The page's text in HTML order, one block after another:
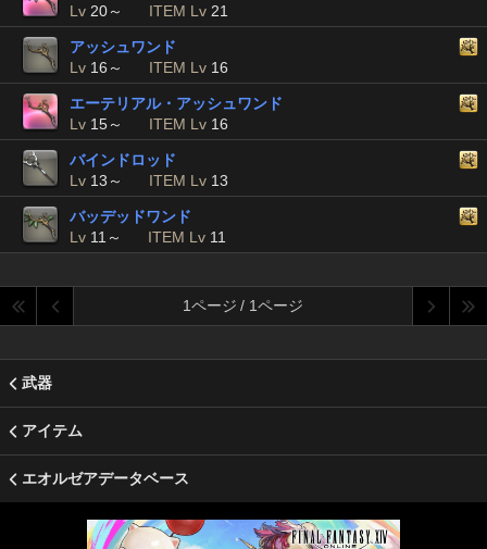
Lv 20～ ITEM Lv 21
アッシュワンド
Lv 16～ ITEM Lv 16
エーテリアル・アッシュワンド
Lv 15～ ITEM Lv 16
バインドロッド
Lv 13～ ITEM Lv 13
バッデッドワンド
Lv 11～ ITEM Lv 11
1ページ / 1ページ
武器
アイテム
エオルゼアデータベース